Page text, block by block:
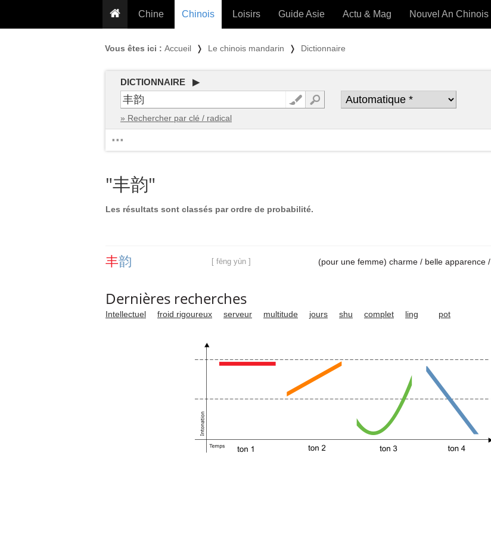
Chine
Conseils voyageurs
Plantes médicinales
Proverbes
Calendrier en ligne
Chinois
Grammaire
Exos & Flashcards
Loisirs
PLUS (24 OUTILS) »
Guide Asie Actu & Mag Nouvel An Chinois
Vous êtes ici : Accueil ❭ Le chinois mandarin ❭ Dictionnaire
DICTIONNAIRE ▶
» Rechercher par clé / radical
...
"丰韵"
Les résultats sont classés par ordre de probabilité.
丰韵 [ fēng yùn ] (pour une femme) charme / belle apparence /
Dernières recherches
Intellectuel froid rigoureux serveur multitude jours shu complet ling pot